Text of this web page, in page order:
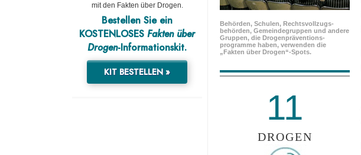
Behörden, Schulen, Rechtsvollzugs­
behörden, Gemeindegruppen und andere
Gruppen, die Drogenpräventions­
programme haben, verwenden die
„Fakten über Drogen“-Spots.
11
DROGEN
mit den Fakten über Drogen.
Bestellen Sie ein
KOSTENLOSES Fakten über
Drogen-Informationskit.
KIT BESTELLEN »